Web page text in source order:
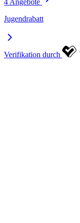
Jugendrabatt
Verifikation durch